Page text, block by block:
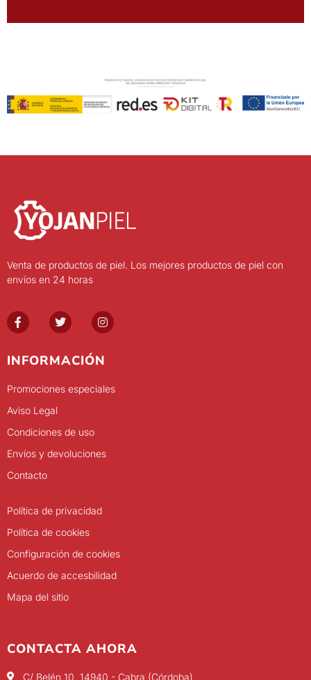
Venta de productos de piel. Los mejores productos de piel con
envíos en 24 horas
INFORMACIÓN
Promociones especiales
Aviso Legal
Condiciones de uso
Envíos y devoluciones
Contacto
Política de privacidad
Política de cookies
Configuración de cookies
Acuerdo de accesbilidad
Mapa del sitio
CONTACTA AHORA
C/ Belén 10, 14940 - Cabra (Córdoba)